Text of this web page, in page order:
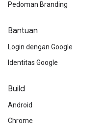
Pedoman Branding
Bantuan
Login dengan Google
Identitas Google
Build
Android
Chrome